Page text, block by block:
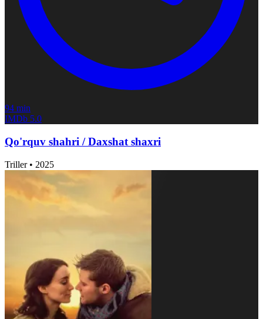
94 min
IMDb 5.0
Qo'rquv shahri / Daxshat shaxri
Triller • 2025